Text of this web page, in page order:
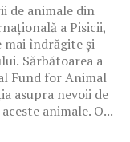
de animale din
a Pisicii,
îndrăgite și
Sărbătoarea a
Fund for Animal
asupra nevoii de
protecție, îngrijire și respect pentru aceste animale. O...